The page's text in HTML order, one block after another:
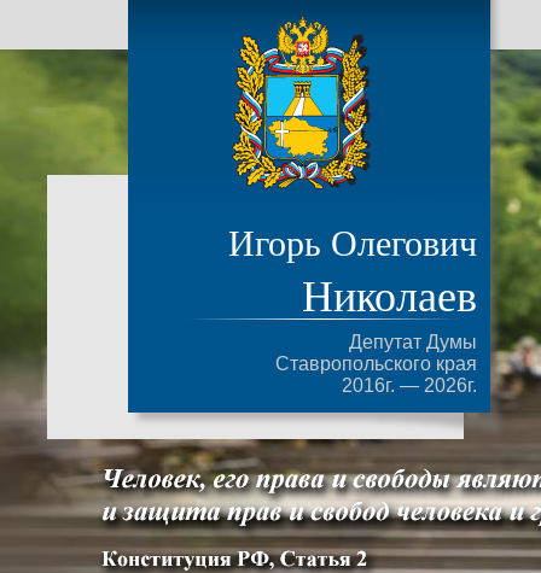
Игорь Олегович
Николаев
Депутат Думы
Ставропольского края
2016г. — 2026г.